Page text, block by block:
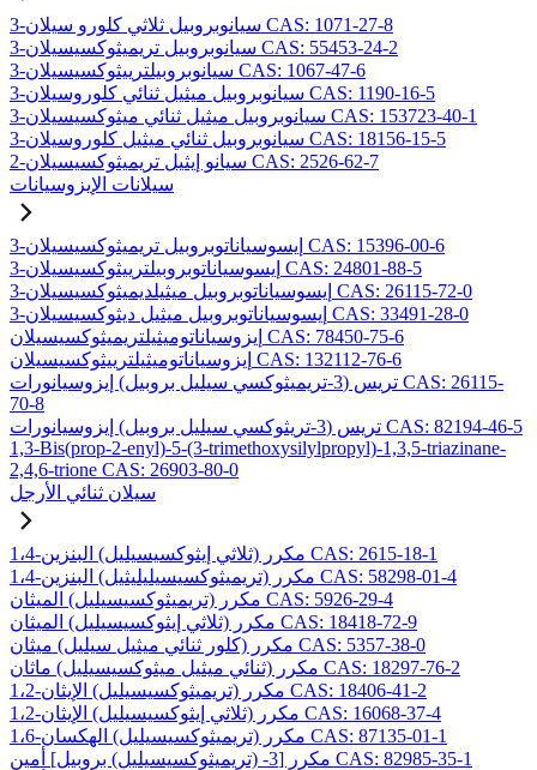
3-سيانوبروبيل ثلاثي كلورو سيلان CAS: 1071-27-8
3-سيانوبروبيل تريميثوكسيسيلان CAS: 55453-24-2
3-سيانوبروبيلترييثوكسيسيلان CAS: 1067-47-6
3-سيانوبروبيل ميثيل ثنائي كلوروسيلان CAS: 1190-16-5
3-سيانوبروبيل ميثيل ثنائي ميثوكسيسيلان CAS: 153723-40-1
3-سيانوبروبيل ثنائي ميثيل كلوروسيلان CAS: 18156-15-5
2-سيانو إيثيل تريميثوكسيسيلان CAS: 2526-62-7
سيلانات الإيزوسيانات
3-إيسوسياناتوبروبيل تريميثوكسيسيلان CAS: 15396-00-6
3-إيسوسياناتوبروبيلترييثوكسيسيلان CAS: 24801-88-5
3-إيسوسياناتوبروبيل ميثيلديميثوكسيسيلان CAS: 26115-72-0
3-إيسوسياناتوبروبيل ميثيل ديثوكسيسيلان CAS: 33491-28-0
إيزوسياناتوميثيلتريميثوكسيسيلان CAS: 78450-75-6
إيزوسياناتوميثيلترييثوكسيسيلان CAS: 132112-76-6
تريس (3-تريميثوكسي سيليل بروبيل) إيزوسيانورات CAS: 26115-
70-8
تريس (3-تريثوكسي سيليل بروبيل) إيزوسيانورات CAS: 82194-46-5
1,3-Bis(prop-2-enyl)-5-(3-trimethoxysilylpropyl)-1,3,5-triazinane-
2,4,6-trione CAS: 26903-80-0
سيلان ثنائي الأرجل
1،4-مكرر (ثلاثي إيثوكسيسيليل) البنزين CAS: 2615-18-1
1،4-مكرر (تريميثوكسيسيليليثيل) البنزين CAS: 58298-01-4
مكرر (تريميثوكسيسيليل) الميثان CAS: 5926-29-4
مكرر (ثلاثي إيثوكسيسيليل) الميثان CAS: 18418-72-9
مكرر (كلور ثنائي ميثيل سيليل) ميثان CAS: 5357-38-0
مكرر (ثنائي ميثيل ميثوكسيسيليل) ماثان CAS: 18297-76-2
1،2-مكرر (تريميثوكسيسيليل) الإيثان CAS: 18406-41-2
1،2-مكرر (ثلاثي إيثوكسيسيليل) الإيثان CAS: 16068-37-4
1،6-مكرر (تريميثوكسيسيليل) الهكسان CAS: 87135-01-1
مكرر [3- (تريميثوكسيسيليل) بروبيل] أمين CAS: 82985-35-1